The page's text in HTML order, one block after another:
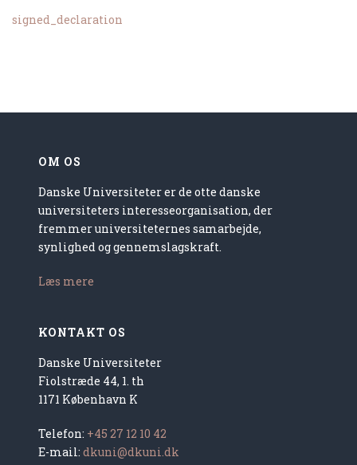
signed_declaration
OM OS
Danske Universiteter er de otte danske
universiteters interesseorganisation, der
fremmer universiteternes samarbejde,
synlighed og gennemslagskraft.
Læs mere
KONTAKT OS
Danske Universiteter
Fiolstræde 44, 1. th
1171 København K
Telefon: +45 27 12 10 42
E-mail:dkuni@dkuni.dk